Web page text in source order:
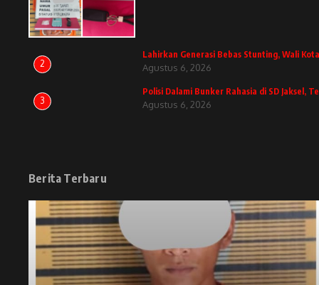
2
Lahirkan Generasi Bebas Stunting, Wali
Agustus 6, 2026
3
Polisi Dalami Bunker Rahasia di SD Jaksel,
Agustus 6, 2026
Berita Terbaru